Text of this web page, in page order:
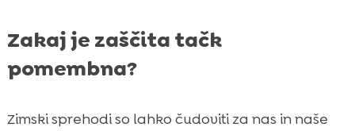
Zakaj je zaščita tačk
pomembna?
Zimski sprehodi so lahko čudoviti za nas in naše